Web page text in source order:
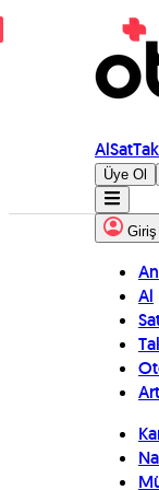
AlSat
Üye Ol
Giriş
Al